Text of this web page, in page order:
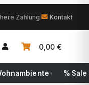
Zahlung Kontakt
0,00 €
▾ % Sale